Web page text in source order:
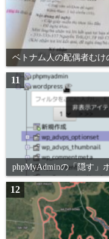
ベトナム人の配偶者む
11
phpMyAdminの「隠す」
12